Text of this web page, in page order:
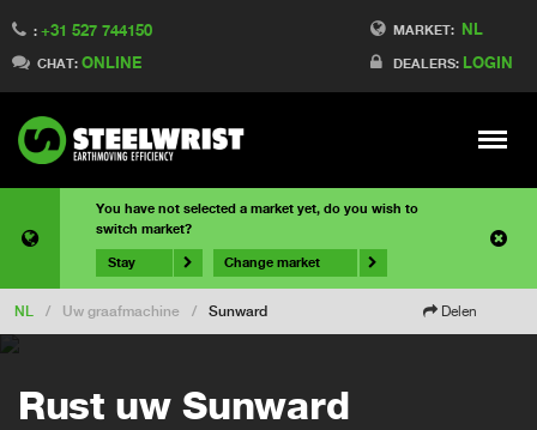
MARKET: NL
DEALERS: LOGIN
: +31 527 744150
CHAT: ONLINE
Meny
You have not selected a market yet, do you wish to
switch market?
Stay Change market
NL / Uw graafmachine / Sunward Delen
Rust uw Sunward